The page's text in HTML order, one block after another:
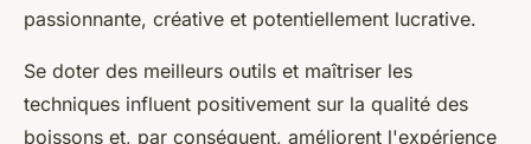
passionnante, créative et potentiellement lucrative.
Se doter des meilleurs outils et maîtriser les
techniques influent positivement sur la qualité des
boissons et, par conséquent, améliorent l'expérience